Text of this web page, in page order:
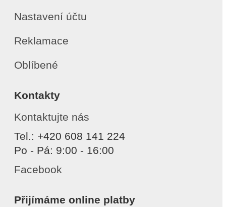
Nastavení účtu
Reklamace
Oblíbené
Kontakty
Kontaktujte nás
Tel.: +420 608 141 224
Po - Pá: 9:00 - 16:00
Facebook
Přijímáme online platby